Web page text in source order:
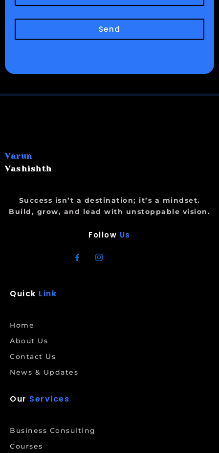
Send
Varun
Vashishth
Success isn’t a destination; it’s a mindset.
Build, grow, and lead with unstoppable vision.
Follow Us
Quick Link
Home
About Us
Contact Us
News & Updates
Our Services
Business Consulting
Courses